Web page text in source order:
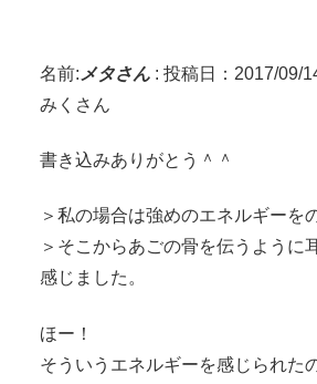
名前: メタさん : 投稿日：2017/09/
みくさん
書き込みありがとう＾＾
＞私の場合は強めのエネルギーを
＞そこからあごの骨を伝うように
感じました。
ほー！
そういうエネルギーを感じられた